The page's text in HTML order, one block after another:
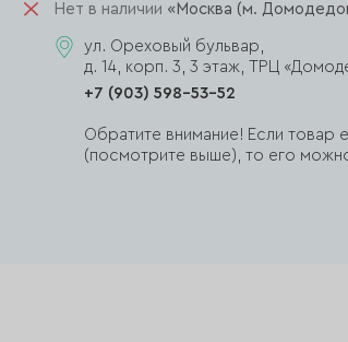
Нет в наличии «Москва (м.
ул. Ореховый бульвар,
д. 14, корп. 3, 3 этаж, ТРЦ
+7 (903) 598-53-52
Обратите внимание! Если товар
(посмотрите выше), то его можно